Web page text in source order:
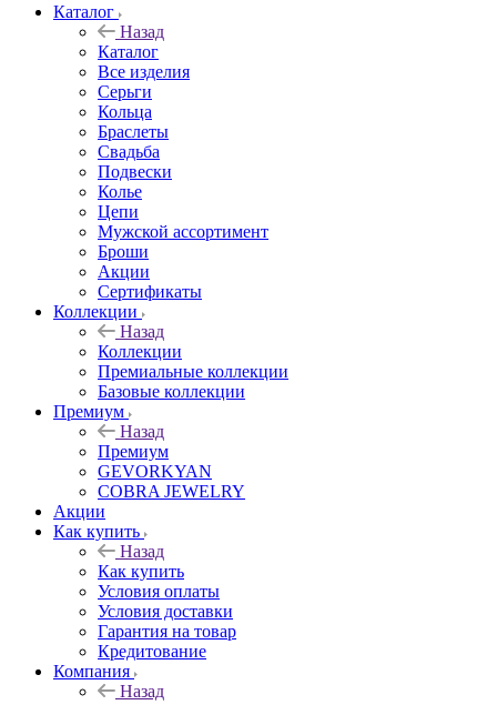
Каталог
Назад
Каталог
Все изделия
Серьги
Кольца
Браслеты
Свадьба
Подвески
Колье
Цепи
Мужской ассортимент
Броши
Акции
Сертификаты
Коллекции
Назад
Коллекции
Премиальные коллекции
Базовые коллекции
Премиум
Назад
Премиум
GEVORKYAN
COBRA JEWELRY
Акции
Как купить
Назад
Как купить
Условия оплаты
Условия доставки
Гарантия на товар
Кредитование
Компания
Назад